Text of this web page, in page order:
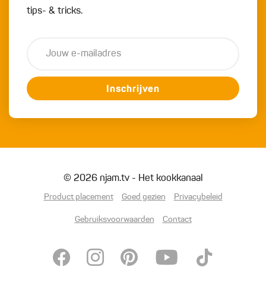
tips- & tricks.
Inschrijven
© 2026 njam.tv - Het kookkanaal
Product placement Goed gezien Privacybeleid
Gebruiksvoorwaarden Contact